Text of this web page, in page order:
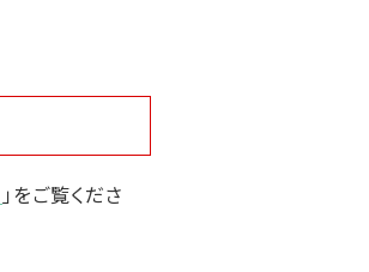
」をご覧くださ